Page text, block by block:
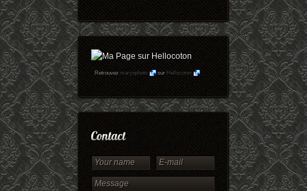
Retrouvezmaryophoto surHellocoton